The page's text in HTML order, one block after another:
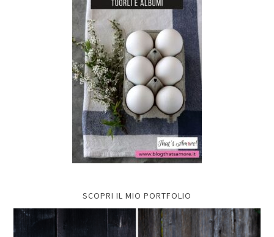
SCOPRI IL MIO PORTFOLIO